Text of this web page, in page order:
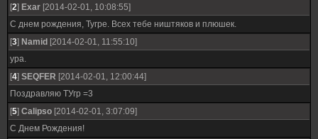
[2] Exar [2014-02-01, 10:08:55]
С днем рождения, Тугре. Всех тебе ништяков и плюшек.
[3] Namid [2014-02-01, 11:55:10]
ура.
[4] SEQFER [2014-02-01, 12:00:44]
Поздравляю ТУгр =3
[5] Calipso [2014-02-01, 3:07:09]
С Днем Рождения!